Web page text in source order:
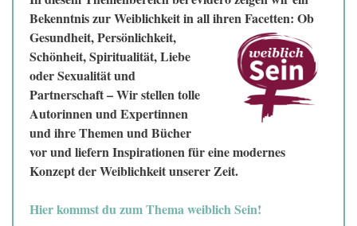
Bekenntnis zur Weiblichkeit in all ihren Facetten: Ob
Gesundheit, Persönlichkeit,
Schönheit, Spiritualität, Liebe
oder Sexualität und
Partnerschaft – Wir stellen tolle
Autorinnen und Expertinnen
und ihre Themen und Bücher
vor und liefern Inspirationen für eine modernes
Konzept der Weiblichkeit unserer Zeit.
Hier kommst du zum Thema weiblich Sein!